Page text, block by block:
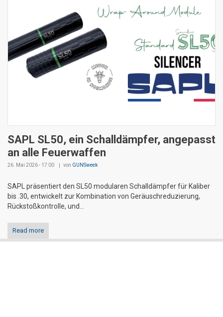
SAPL SL50, ein Schalldämpfer, angepasst
an alle Feuerwaffen
26. Mai 2026 - 17:00 von GUNSweek
SAPL präsentiert den SL50 modularen Schalldämpfer für Kaliber
bis .30, entwickelt zur Kombination von Geräuschreduzierung,
Rückstoßkontrolle, und...
Read more